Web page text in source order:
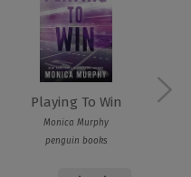
Playing To Win
Monica Murphy
penguin books